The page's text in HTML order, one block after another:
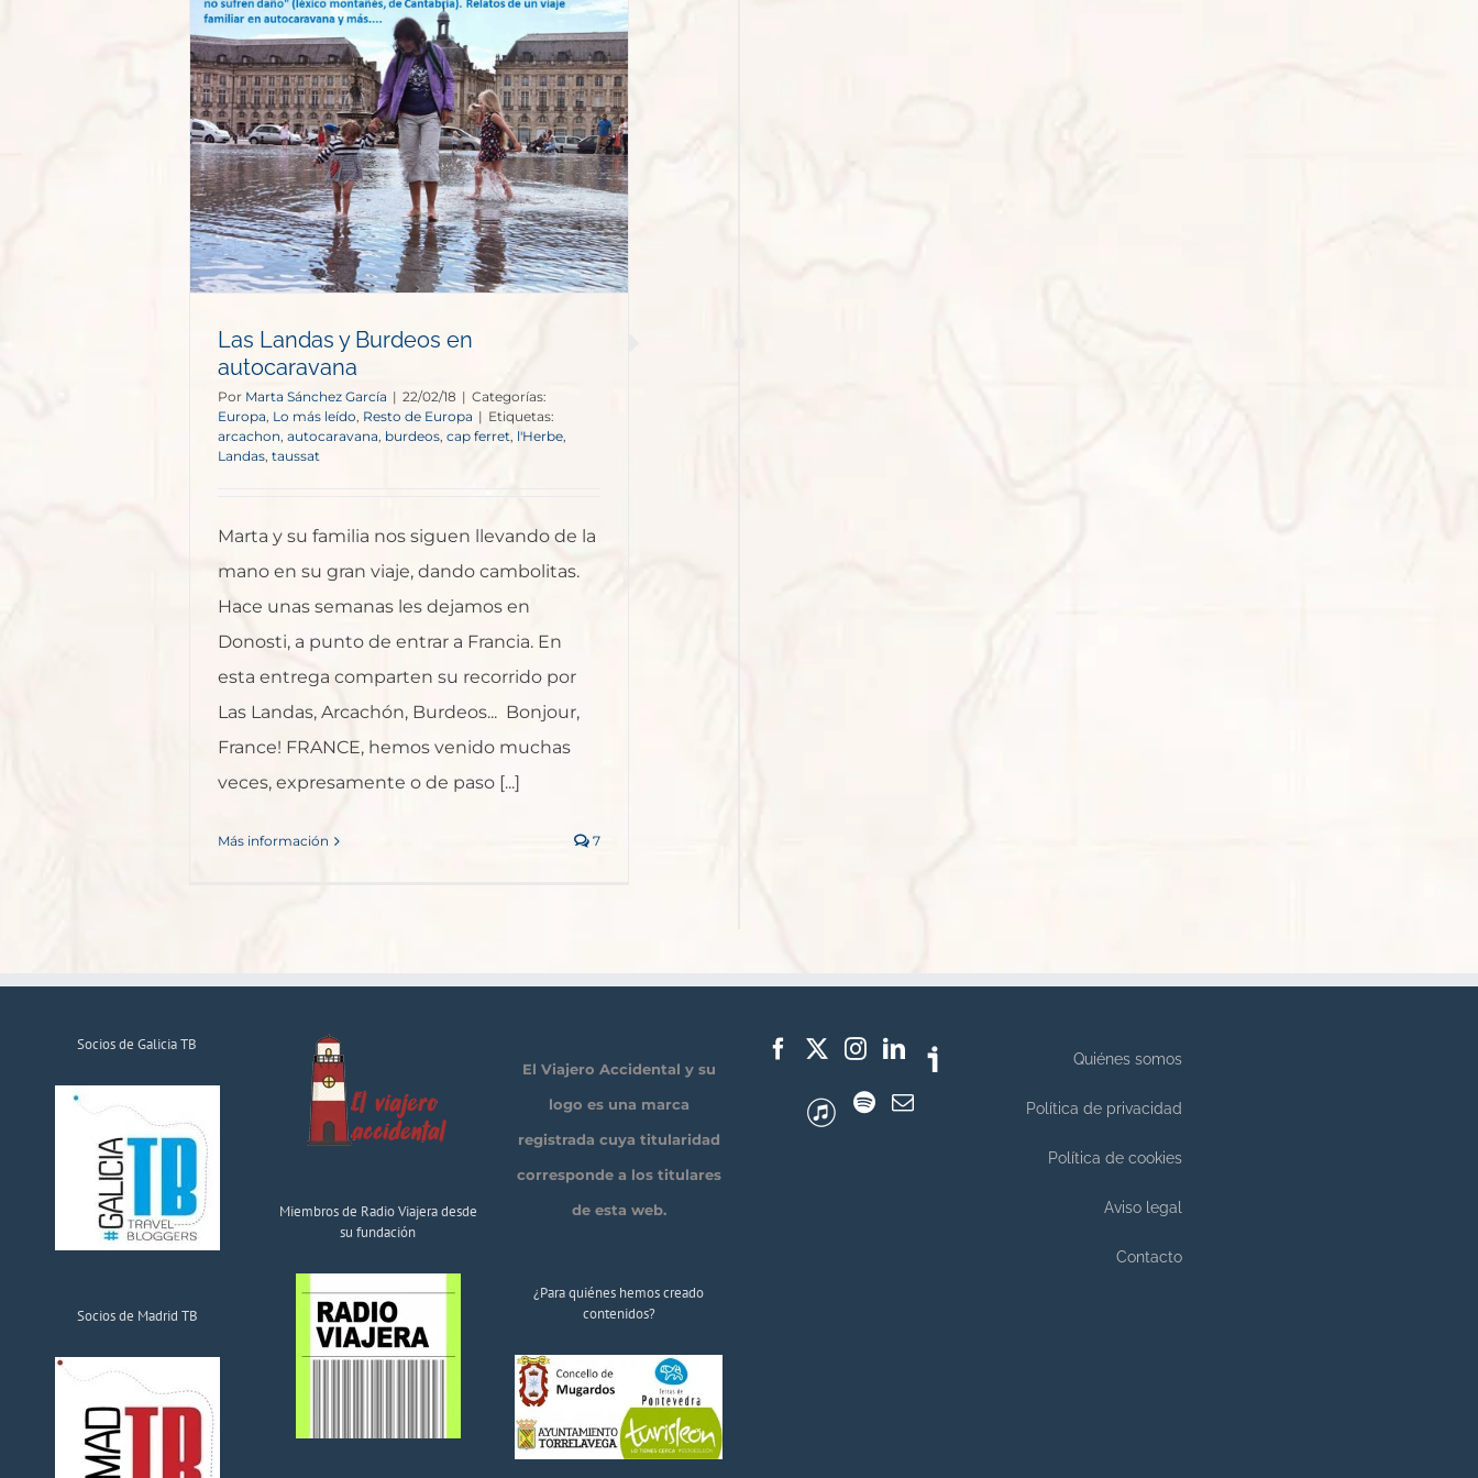
Las Landas y Burdeos en
autocaravana
Por Marta Sánchez García | 22/02/18 | Categorías:
Europa, Lo más leído, Resto de Europa | Etiquetas:
arcachon, autocaravana, burdeos, cap ferret, l'Herbe,
Landas, taussat
Marta y su familia nos siguen llevando de la
mano en su gran viaje, dando cambolitas.
Hace unas semanas les dejamos en
Donosti, a punto de entrar a Francia. En
esta entrega comparten su recorrido por
Las Landas, Arcachón, Burdeos... Bonjour,
France! FRANCE, hemos venido muchas
veces, expresamente o de paso [...]
Más información 7
Socios de Galicia TB
Socios de Madrid TB
Miembros de Radio Viajera desde
su fundación
El Viajero Accidental y su
logo es una marca
registrada cuya titularidad
corresponde a los titulares
de esta web.
¿Para quiénes hemos creado
contenidos?
Quiénes somos
Política de privacidad
Política de cookies
Aviso legal
Contacto